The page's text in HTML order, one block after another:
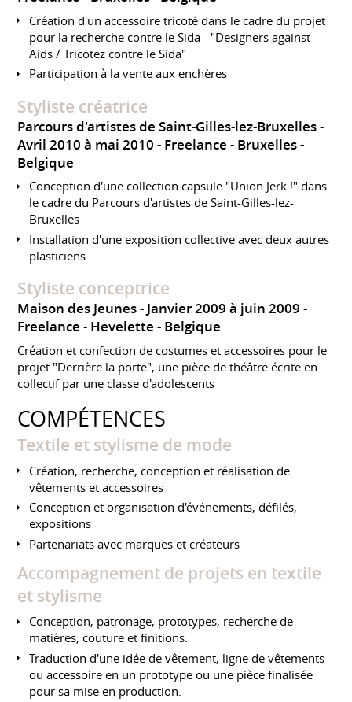
Création d'un accessoire tricoté dans le cadre du projet
pour la recherche contre le Sida - "Designers against
Aids / Tricotez contre le Sida"
Participation à la vente aux enchères
Styliste créatrice
Parcours d'artistes de Saint-Gilles-lez-Bruxelles
Avril 2010 à mai 2010 Freelance
Bruxelles
Belgique
Conception d'une collection capsule "Union Jerk !" dans
le cadre du Parcours d'artistes de Saint-Gilles-lez-
Bruxelles
Installation d'une exposition collective avec deux autres
plasticiens
Styliste conceptrice
Maison des Jeunes
Janvier 2009 à juin 2009
Freelance
Hevelette Belgique
Création et confection de costumes et accessoires pour le
projet "Derrière la porte", une pièce de théâtre écrite en
collectif par une classe d'adolescents
COMPÉTENCES
Textile et stylisme de mode
Création, recherche, conception et réalisation de
vêtements et accessoires
Conception et organisation d'événements, défilés,
expositions
Partenariats avec marques et créateurs
Accompagnement de projets en textile
et stylisme
Conception, patronage, prototypes, recherche de
matières, couture et finitions.
Traduction d'une idée de vêtement, ligne de vêtements
ou accessoire en un prototype ou une pièce finalisée
pour sa mise en production.